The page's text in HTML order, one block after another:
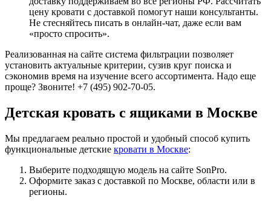
цену кровати с доставкой помогут наши консультанты.
Не стесняйтесь писать в онлайн-чат, даже если вам
«просто спросить».
Реализованная на сайте система фильтрации позволяет
установить актуальные критерии, сузив круг поиска и
сэкономив время на изучение всего ассортимента. Надо еще
проще? Звоните! +7 (495) 902-70-05.
Детская кровать с ящиками в Москве
Мы предлагаем реально простой и удобный способ купить
функциональные детские кровати в Москве:
Выберите подходящую модель на сайте SonPro.
Оформите заказ с доставкой по Москве, области или в
регионы.